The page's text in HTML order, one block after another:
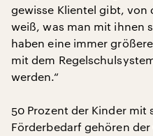
gewisse Klientel gibt,
weiß, was man mit ihnen
haben eine immer
mit dem
werden.“
50 Prozent der Kinder
Förderbedarf gehören